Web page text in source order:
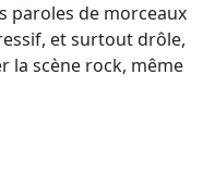
paroles de morceaux
et surtout drôle,
la scène rock, même